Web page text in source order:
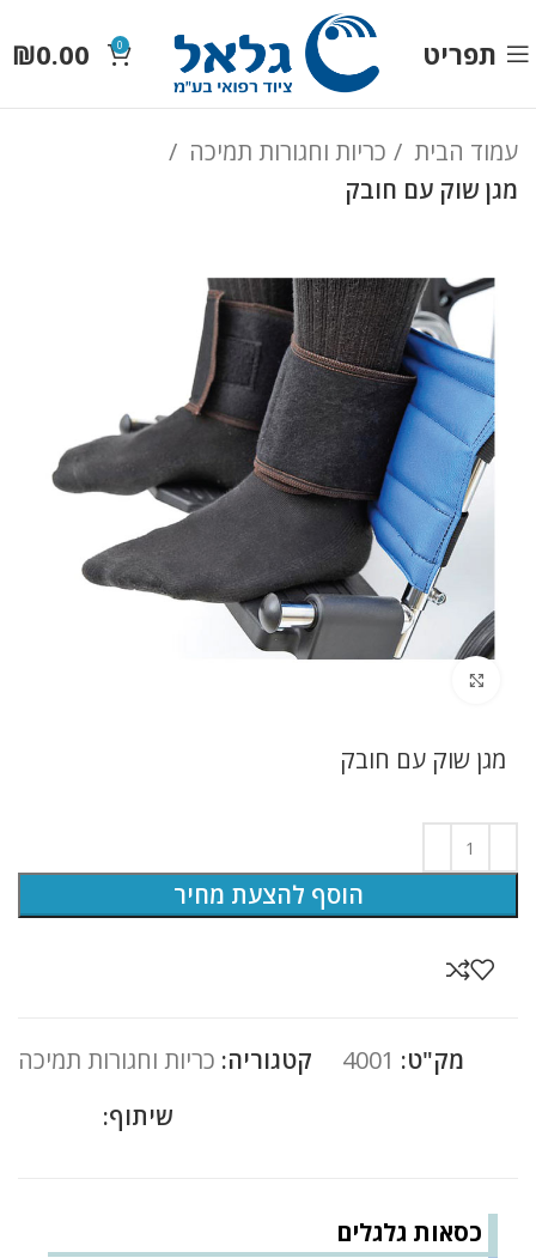
תפריט 0
₪0.00
עמוד הבית
כריות וחגורות תמיכה
מגן שוק עם חובק
כסאות גלגלים
מגן שוק עם חובק
הוסף להצעת מחיר
מק"ט: 4001 קטגוריה: כריות וחגורות תמיכה
שיתוף: